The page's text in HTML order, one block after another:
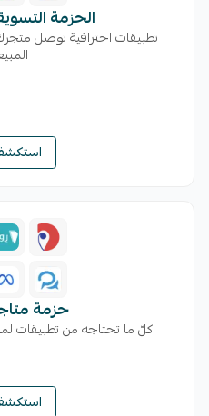
الحزمة
تطبيقات احترافية توصل
حزمة
كلّ ما تحتاجه من تطبيقات